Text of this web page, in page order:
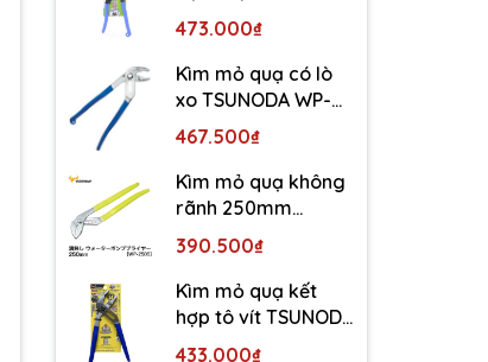
WP-200SC-S
473.000₫
Kìm mỏ quạ có lò
xo TSUNODA WP-
250SS
467.500₫
Kìm mỏ quạ không
rãnh 250mm
TSUNODA WP-250S
390.500₫
Kìm mỏ quạ kết
hợp tô vít TSUNODA
WP-200DS
433.000₫